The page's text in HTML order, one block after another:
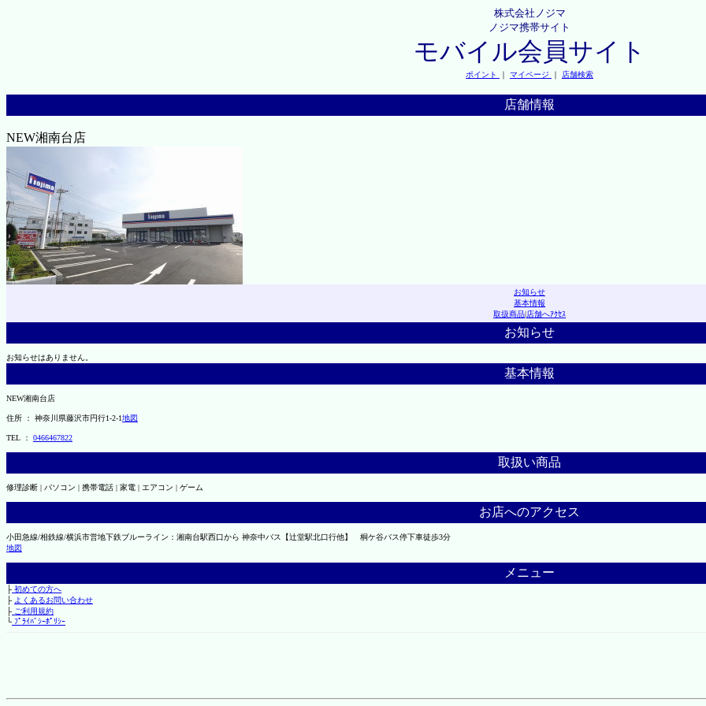
株式会社ノジマ
ノジマ携帯サイト
モバイル会員サイト
ポイント ｜ マイページ ｜ 店舗検索
店舗情報
NEW湘南台店
お知らせ
基本情報
取扱商品|店舗へｱｸｾｽ
お知らせ
お知らせはありません。
基本情報
NEW湘南台店
住所 ： 神奈川県藤沢市円行1-2-1地図
TEL ： 0466467822
取扱い商品
修理診断 | パソコン | 携帯電話 | 家電 | エアコン | ゲーム
お店へのアクセス
小田急線/相鉄線/横浜市営地下鉄ブルーライン：湘南台駅西口から 神奈中バス【辻堂駅北口行他】 桐ケ谷バス停下車徒歩3分
地図
メニュー
├初めての方へ
├ よくあるお問い合わせ
├ご利用規約
└ﾌﾟﾗｲﾊﾞｼｰﾎﾟﾘｼｰ